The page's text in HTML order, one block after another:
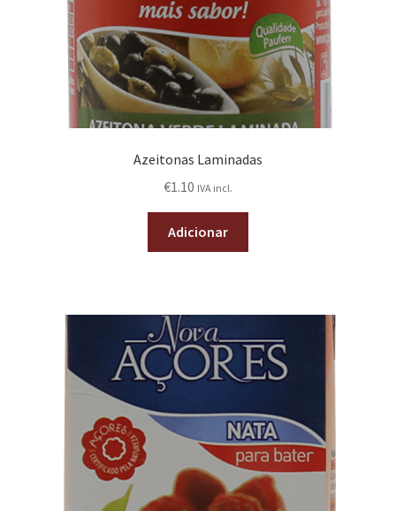
Azeitonas Laminadas
€1.10 IVA incl.
Adicionar